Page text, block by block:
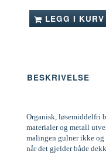
LEGG I KURV
BESKRIVELSE
Organisk, løsemiddelfri
materialer og metall
malingen gulner ikke og
når det gjelder både